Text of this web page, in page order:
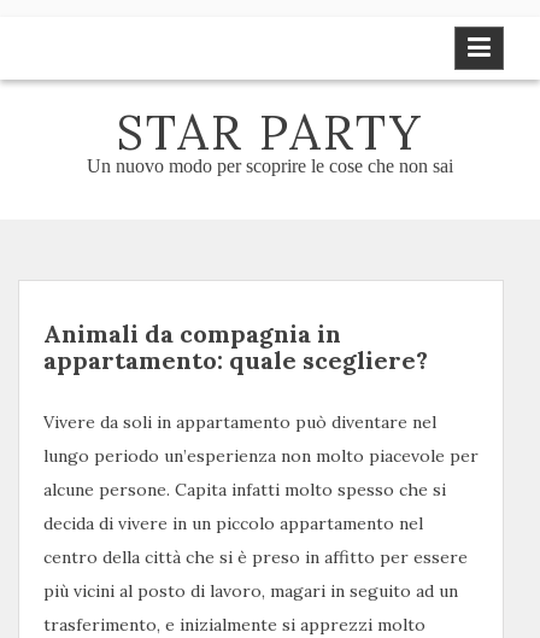
STAR PARTY
Un nuovo modo per scoprire le cose che non sai
Animali da compagnia in
appartamento: quale scegliere?
Vivere da soli in appartamento può diventare nel
lungo periodo un’esperienza non molto piacevole per
alcune persone. Capita infatti molto spesso che si
decida di vivere in un piccolo appartamento nel
centro della città che si è preso in affitto per essere
più vicini al posto di lavoro, magari in seguito ad un
trasferimento, e inizialmente si apprezzi molto